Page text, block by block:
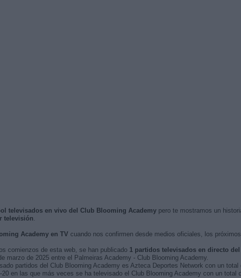
televisados en vivo del Club Blooming Academypero te mostramos un
televisión.
Academy en TV cuando nos confirmen desde medios oficiales, los próximos
comienzos de esta web, se han publicado 1 partidos televisados en directo
marzo de 2025 entre el Palmeiras Academy - Club Blooming Academy.
partidos del Club Blooming Academy es Azteca Deportes Network con un total
en las que más veces se ha televisado el Club Blooming Academy con un total